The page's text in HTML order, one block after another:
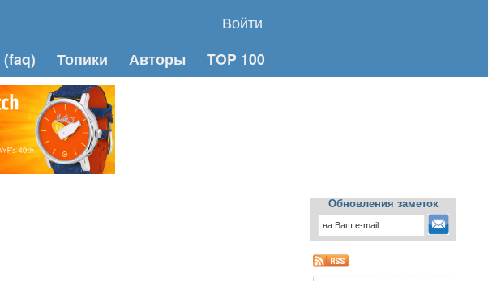
Войти
(faq) Топики Авторы TOP 100
Обновления заметок